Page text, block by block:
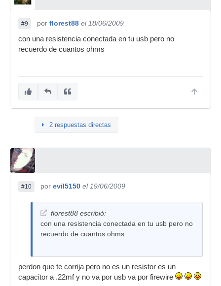
#9 por florest88 el 18/06/2009
con una resistencia conectada en tu usb pero no
recuerdo de cuantos ohms
2 respuestas directas
#10 por evil5150 el 19/06/2009
florest88 escribió:
con una resistencia conectada en tu usb pero no
recuerdo de cuantos ohms
perdon que te corrija pero no es un resistor es un
capacitor a .22mf y no va por usb va por firewire